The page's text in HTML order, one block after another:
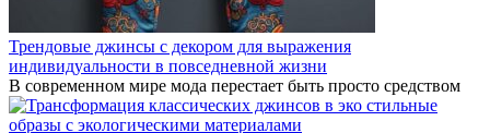
Трендовые джинсы с декором для выражения
индивидуальности в повседневной жизни
В современном мире мода перестает быть просто средством